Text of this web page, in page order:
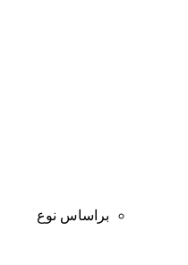
براساس نوع